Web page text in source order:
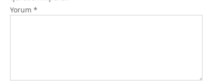
Yorum *